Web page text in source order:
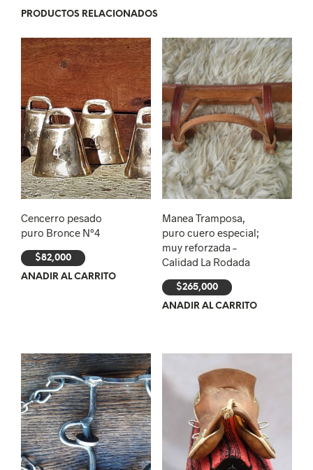
PRODUCTOS RELACIONADOS
Cencerro pesado
puro Bronce N°4
$82,000
AÑADIR AL CARRITO
Manea Tramposa,
puro cuero especial;
muy reforzada –
Calidad La Rodada
$265,000
AÑADIR AL CARRITO